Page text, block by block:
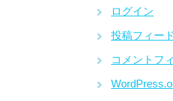
ログイン
投稿フィード
コメントフ